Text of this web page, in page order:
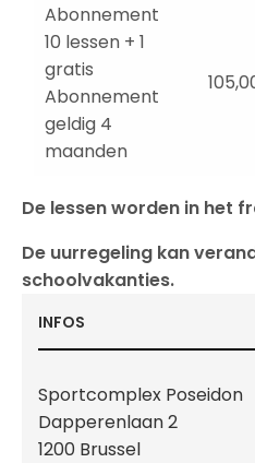
Abonnement
10 lessen + 1
gratis
Abonnement
geldig 4
maanden
De lessen worden in het
De uurregeling kan
schoolvakanties.
INFOS
Sportcomplex Poseidon
Dapperenlaan 2
1200 Brussel